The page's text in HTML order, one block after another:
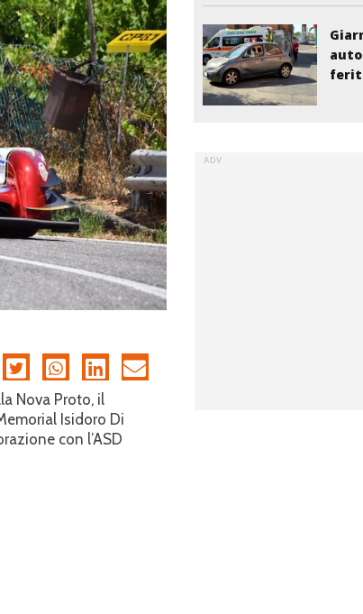
Nova Proto, il
Isidoro Di
con l’ASD